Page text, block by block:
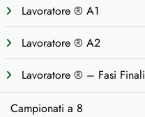
Lavoratore ® A1
Lavoratore ® A2
Lavoratore ® – Fasi Finali
Campionati a 8